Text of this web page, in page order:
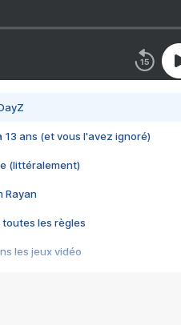
13 ans (et vous l'avez ignoré)
(littéralement)
Rayan
toutes les règles
les jeux vidéo